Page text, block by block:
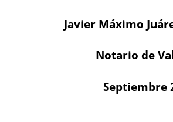
Javier Máximo
Notario de
Septiembre